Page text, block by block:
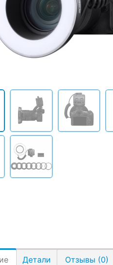
Детали Отзывы (0)